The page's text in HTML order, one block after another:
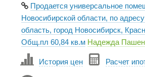
Продается универсальное
Новосибирской области, по
область, город Новосибирск,
Общ.пл 60,84 кв.м Надежда
История цен Расчет